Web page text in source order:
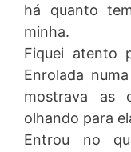
há quanto
minha.
Fiquei atento
Enrolada
mostrava as
olhando para
Entrou no